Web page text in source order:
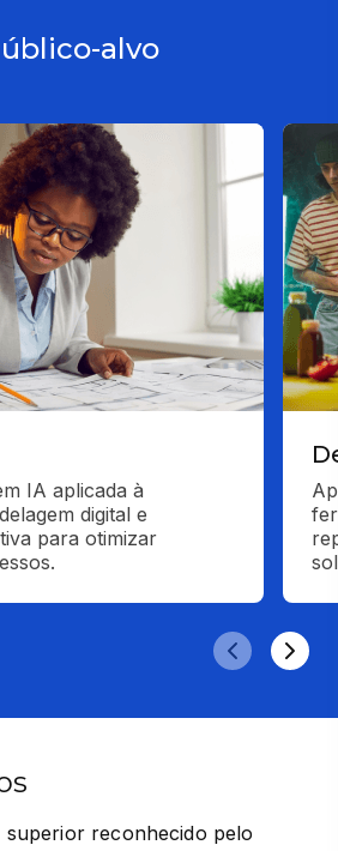
alvo
IA aplicada à
digital e
para otimizar
superior reconhecido pelo